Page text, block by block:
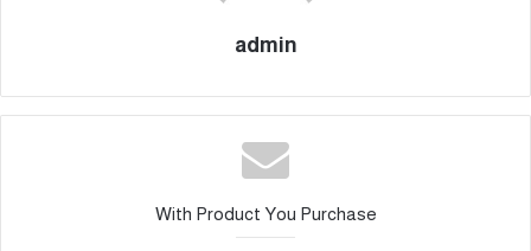
admin
With Product You Purchase